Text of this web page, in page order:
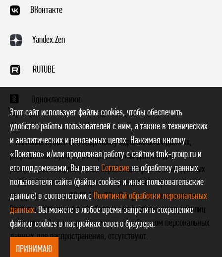
ВКонтакте
Yandex.Zen
RUTUBE
Одноклассники
* Согласие субъекта на обработку персональных данных,
разрешенных субъектом персональных данных для
распространения, получено. Обработка персональных данных
осуществляется с соблюдением принципов и правил,
предусмотренных ФЗ № 152-ФЗ «О персональных данных».
Запреты и условия на обработку неограниченным кругом лиц
персональных данных, разрешенных субъектом персональных
данных для распространения, отсутствуют.
Этот сайт использует файлы cookies, чтобы обеспечить
удобство работы пользователей с ним, а также в технических
и аналитических и рекламных целях. Нажимая кнопку
«Понятно» и/или продолжая работу с сайтом tmk-group.ru и
его поддоменами, Вы даете Согласиена обработку данных
пользователя сайта (файлы cookies и иные пользовательские
данные) в соответствии сПолитикой обработки персональных
данных. Вы можете в любое время запретить сохранение
файлов cookies в настройках своего браузера.
ПРИНИМАЮ